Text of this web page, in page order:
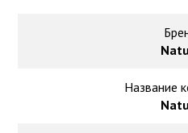
Ковролин подНазвание